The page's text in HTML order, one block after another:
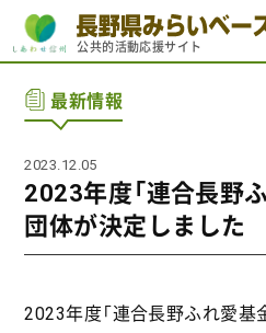
公共的活動応援サイト
最新情報
2023.12.05
2023年度「連合長野
団体が決定しました
2023年度「連合長野ふれ愛基